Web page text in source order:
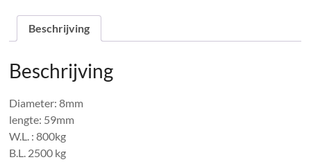
aantal
Beschrijving
Beschrijving
Diameter: 8mm
lengte: 59mm
W.L. : 800kg
B.L. 2500 kg